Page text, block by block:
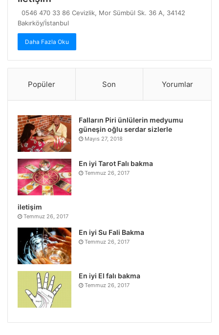
0546 470 33 86 Cevizlik, Mor Sümbül Sk. 36 A, 34142
Bakırköy/İstanbul
Daha Fazla Oku
Popüler Son Yorumlar
Falların Piri ünlülerin medyumu
güneşin oğlu serdar sizlerle
Mayıs 27, 2018
En iyi Tarot Falı bakma
Temmuz 26, 2017
iletişim
Temmuz 26, 2017
En iyi Su Fali Bakma
Temmuz 26, 2017
En iyi El falı bakma
Temmuz 26, 2017